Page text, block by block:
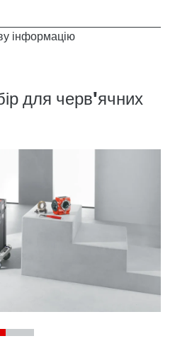
для черв'ячних